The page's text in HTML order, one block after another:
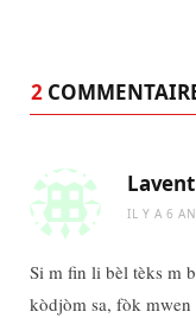
2
IL Y A 6
Si m fin li bèl tèks m
kòdjòm sa, fòk mwen